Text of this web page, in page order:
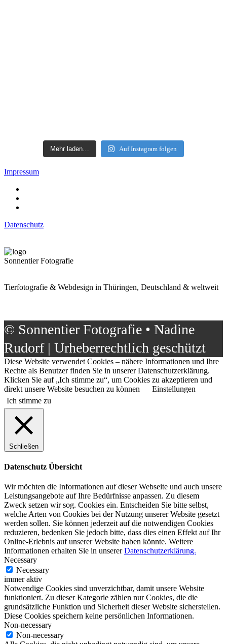
Mehr laden… Auf Instagram folgen
Impressum
Datenschutz
Sonnentier Fotografie
Tierfotografie & Webdesign in Thüringen, Deutschland & weltweit
© Sonnentier Fotografie • Nadine
Rudorf | Urheberrechtlich geschützt
Diese Website verwendet Cookies – nähere Informationen und Ihre
Rechte als Benutzer finden Sie in unserer Datenschutzerklärung.
Klicken Sie auf „Ich stimme zu“, um Cookies zu akzeptieren und
direkt unsere Website besuchen zu können
Einstellungen
Ich stimme zu
Schließen
Datenschutz Übersicht
Wir möchten die Informationen auf dieser Webseite und auch unsere
Leistungsangebote auf Ihre Bedürfnisse anpassen. Zu diesem
Zweck setzen wir sog. Cookies ein. Entscheiden Sie bitte selbst,
welche Arten von Cookies bei der Nutzung unserer Website gesetzt
werden sollen. Sie können jederzeit auf die notwendigen Cookies
reduzieren, bedenken Sie jedoch bitte, dass dies einen Effekt auf Ihr
Online-Erlebnis auf unserer Website haben könnte. Weitere
Informationen erhalten Sie in unsererDatenschutzerklärung.
Necessary
Necessary
immer aktiv
Notwendige Cookies sind unverzichtbar, damit unsere Website
funktioniert. Zu dieser Kategorie zählen nur Cookies, die die
grundsätzliche Funktion und Sicherheit dieser Website sicherstellen.
Diese Cookies speichern keine persönlichen Informationen.
Non-necessary
Non-necessary